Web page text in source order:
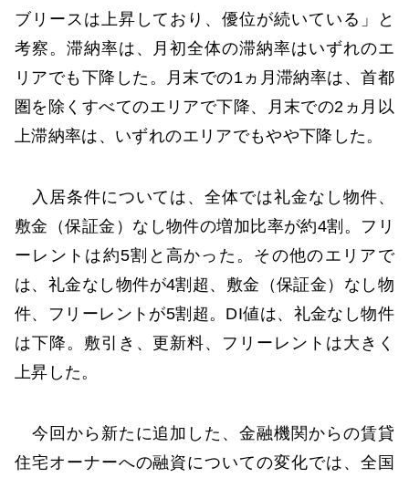
ブリースは上昇しており、優位が続いている」と
考察。滞納率は、月初全体の滞納率はいずれのエ
リアでも下降した。月末での1ヵ月滞納率は、首都
圏を除くすべてのエリアで下降、月末での2ヵ月以
上滞納率は、いずれのエリアでもやや下降した。
入居条件については、全体では礼金なし物件、
敷金（保証金）なし物件の増加比率が約4割。フリ
ーレントは約5割と高かった。その他のエリアで
は、礼金なし物件が4割超、敷金（保証金）なし物
件、フリーレントが5割超。DI値は、礼金なし物件
は下降。敷引き、更新料、フリーレントは大きく
上昇した。
今回から新たに追加した、金融機関からの賃貸
住宅オーナーへの融資についての変化では、全国